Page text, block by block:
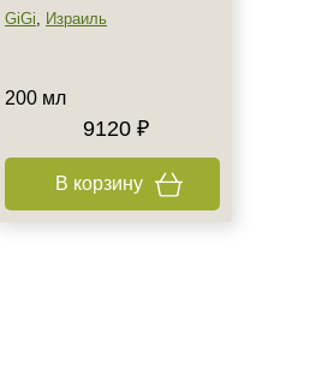
GiGi, Израиль
200 мл
9120 ₽
В корзину